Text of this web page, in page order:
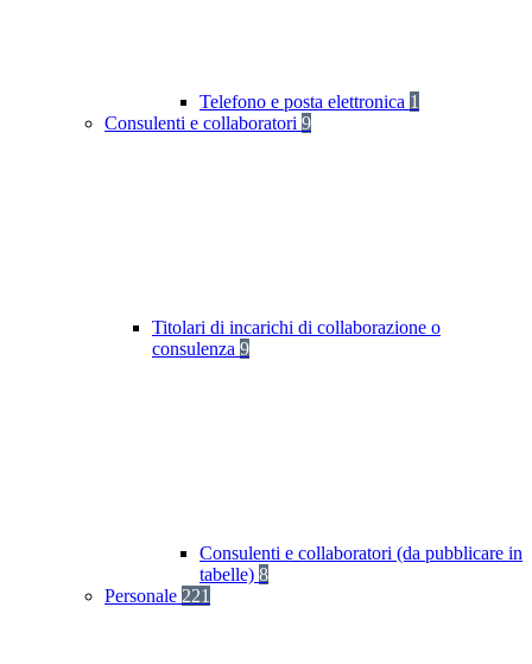
Telefono e posta elettronica 1
Consulenti e collaboratori 9
Titolari di incarichi di collaborazione o
consulenza 9
Consulenti e collaboratori (da pubblicare in
tabelle) 8
Personale 221